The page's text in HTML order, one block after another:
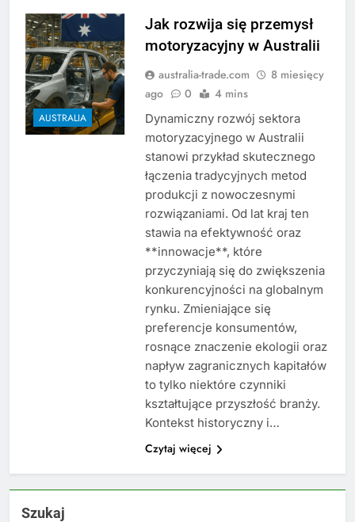
AUSTRALIA
Jak rozwija się przemysł
motoryzacyjny w Australii
australia-trade.com
8 miesięcy
ago
0 4 mins
Dynamiczny rozwój sektora
motoryzacyjnego w Australii
stanowi przykład skutecznego
łączenia tradycyjnych metod
produkcji z nowoczesnymi
rozwiązaniami. Od lat kraj ten
stawia na efektywność oraz
**innowacje**, które
przyczyniają się do zwiększenia
konkurencyjności na globalnym
rynku. Zmieniające się
preferencje konsumentów,
rosnące znaczenie ekologii oraz
napływ zagranicznych kapitałów
to tylko niektóre czynniki
kształtujące przyszłość branży.
Kontekst historyczny i…
Czytaj więcej
Szukaj